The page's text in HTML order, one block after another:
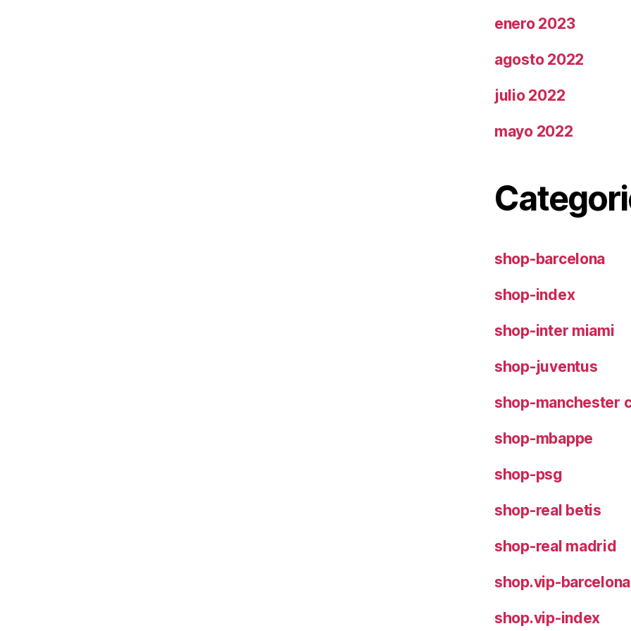
enero 2023
agosto 2022
julio 2022
mayo 2022
shop-barcelona
shop-index
shop-inter miami
shop-juventus
shop-manchester
shop-mbappe
shop-psg
shop-real betis
shop-real madrid
shop.vip-barcelona
shop.vip-index